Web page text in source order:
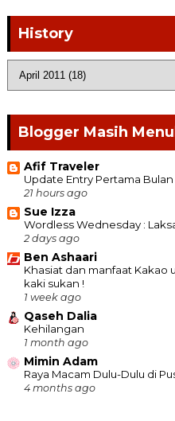
History
Blogger Masih
Afif Traveler
Update Entry Pertama Bulan
21 hours ago
Sue Izza
Wordless Wednesday :
2 days ago
Ben Ashaari
Khasiat dan manfaat Kakao
kaki sukan !
1 week ago
Qaseh Dalia
Kehilangan
1 month ago
Mimin Adam
Raya Macam Dulu-Dulu di
4 months ago